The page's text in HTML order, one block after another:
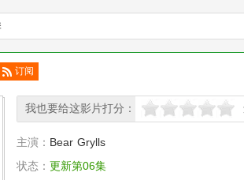
订阅
我也要给这影片打分：
很差较差 还行推荐 力荐
主演： Bear Grylls
状态： 更新第06集